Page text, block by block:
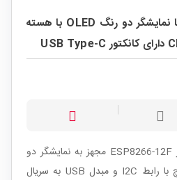
برد توسعه NodeMCU با نمایشگر دو رنگ OLED با هسته
برد توسعه وای‌فای مبتنی بر ESP8266-12F مجهز به نمایشگر دو
رنگ OLED سایز 0.96 اینچ با رابط I2C و مبدل USB به سریال